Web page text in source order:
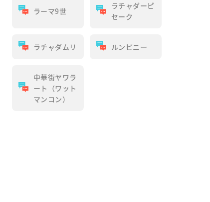
ラーマ9世
ラチャダーピ
セーク
ラチャダムリ ルンピニー
中華街ヤワラ
ート（ワット
マンコン）